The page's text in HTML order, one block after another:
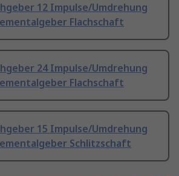
12 Impulse/Umdrehung
Flachschaft
24 Impulse/Umdrehung
Flachschaft
15 Impulse/Umdrehung
Schlitzschaft